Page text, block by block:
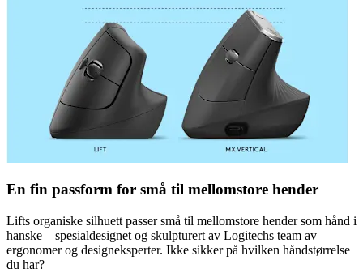
En fin passform for små til mellomstore hender
Lifts organiske silhuett passer små til mellomstore hender som hånd i
hanske – spesialdesignet og skulpturert av Logitechs team av
ergonomer og designeksperter. Ikke sikker på hvilken håndstørrelse
du har?